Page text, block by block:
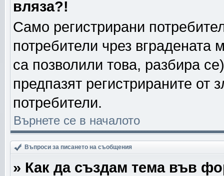
вляза?!
Само регистрирани
потребители чрез
са позволили това, разбира
предпазят регистрираните от
потребители.
Върнете се в началото
Въпроси за писането на съобщения
» Как да създам тема във